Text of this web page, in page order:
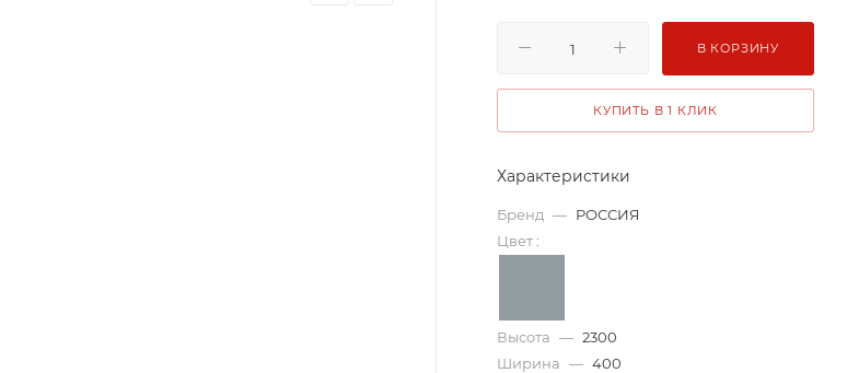
В КОРЗИНУ
КУПИТЬ В 1 КЛИК
Характеристики
Бренд — РОССИЯ
Цвет :
Высота — 2300
Ширина — 400